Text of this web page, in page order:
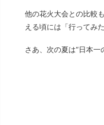
他の花火大会との比較
える頃には「行ってみ
さあ、次の夏は“日本